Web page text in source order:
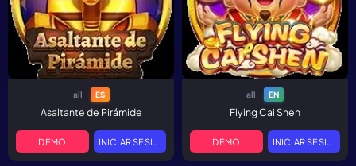
all ES
Asaltante de Pirámide
DEMO INICIAR SESIÓN
all EN
Flying Cai Shen
DEMO INICIAR SESIÓN